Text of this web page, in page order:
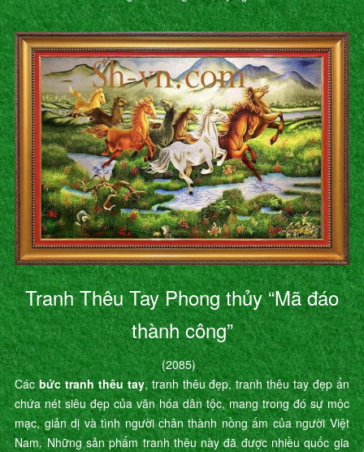
Tranh Thêu Tay Phong thủy “Mã đáo
thành công”
(2085)
Cácbức tranh thêu tay, tranh thêu đẹp, tranh thêu tay đẹp ẩn
chứa nét siêu đẹp của văn hóa dân tộc, mang trong đó sự mộc
mạc, giản dị và tình người chân thành nồng ấm của người Việt
Nam. Những sản phẩm tranh thêu này đã được nhiều quốc gia